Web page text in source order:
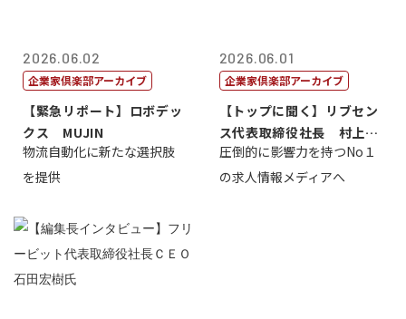
2026.06.02
企業家倶楽部アーカイブ
【緊急リポート】ロボデッ
クス MUJIN
物流自動化に新たな選択肢
を提供
2026.06.01
企業家倶楽部アーカイブ
【トップに聞く】リブセン
ス代表取締役社長 村上太
一 氏
圧倒的に影響力を持つNo１
の求人情報メディアへ